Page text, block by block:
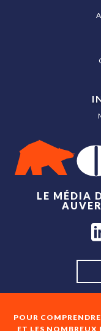
POUR
ET LES NOMBREUX
LE MÉDIA